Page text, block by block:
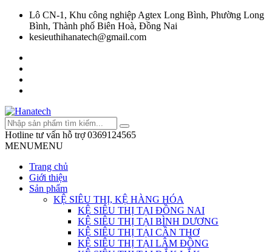
Lô CN-1, Khu công nghiệp Agtex Long Bình, Phường Long
Bình, Thành phố Biên Hoà, Đồng Nai
kesieuthihanatech@gmail.com
Hotline tư vấn hỗ trợ 0369124565
MENUMENU
Trang chủ
Giới thiệu
Sản phẩm
KỆ SIÊU THỊ, KỆ HÀNG HÓA
KỆ SIÊU THỊ TẠI ĐỒNG NAI
KỆ SIÊU THỊ TẠI BÌNH DƯƠNG
KỆ SIÊU THỊ TẠI CẦN THƠ
KỆ SIÊU THỊ TẠI LÂM ĐỒNG